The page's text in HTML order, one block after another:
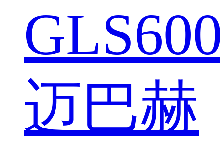
迈巴赫